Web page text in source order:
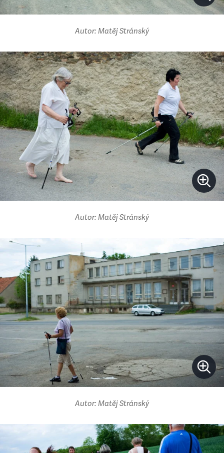
Autor: Matěj Stránský
Autor: Matěj Stránský
Autor: Matěj Stránský